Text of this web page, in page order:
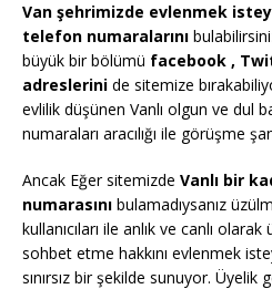
Van şehrimizde evlenmek
telefon numaralarını
büyük bir bölümü facebook ,
adreslerini de sitemize
evlilik düşünen Vanlı olgun ve dul
numaraları aracılığı ile görüşme
Ancak Eğer sitemizde Vanlı bir
numarasını bulamadıysanız
kullanıcıları ile anlık ve canlı
sohbet etme hakkını evlenmek
sınırsız bir şekilde sunuyor.